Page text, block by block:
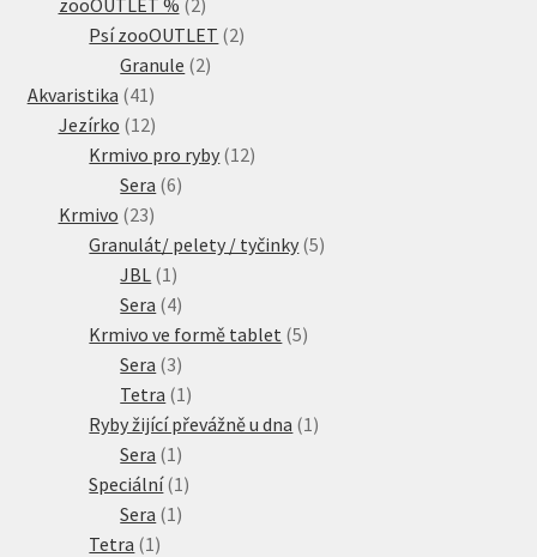
produkty
Psí zooOUTLET 22
Granule 22
Akvaristika 41 41
produktů
Jezírko 1212
produktů
Krmivo pro ryby 1212
Sera 66
Krmivo 2323
produktů
Granulát/ pelety / tyčinky 55
JBL 1 1
produkt
Sera 44
produkty
Krmivo ve formě tablet 55
Sera 33
produkty
Tetra 1 1
produkt
Ryby žijící převážně u dna 1 1
Sera 1 1
produkt
Speciální 1 1
Sera 1 1
Tetra 1 1